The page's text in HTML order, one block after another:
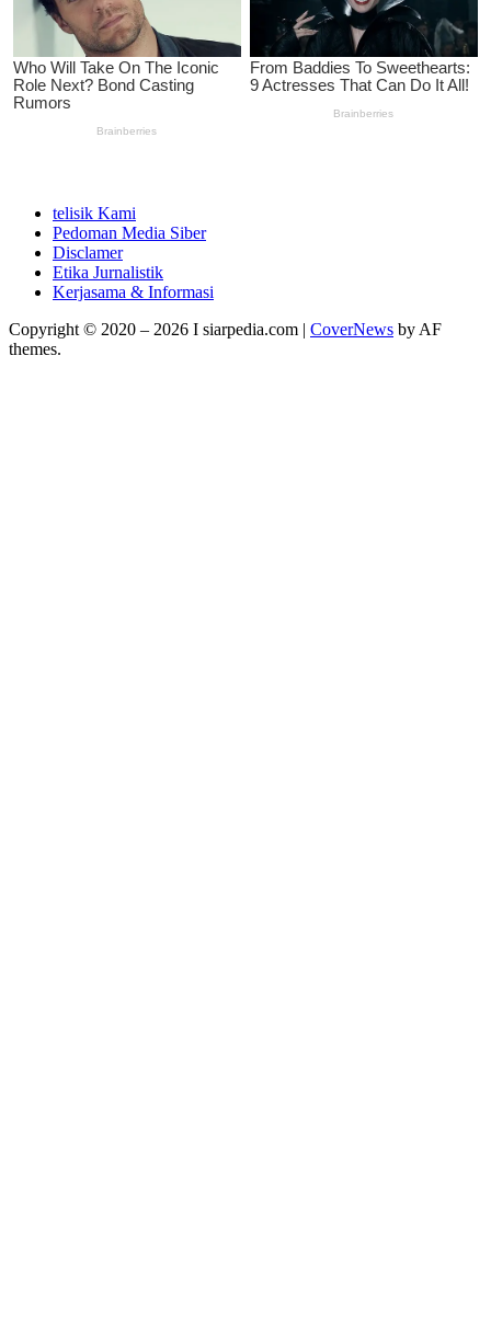
telisik Kami
Pedoman Media Siber
Disclamer
Etika Jurnalistik
Kerjasama & Informasi
Copyright © 2020 – 2026 I siarpedia.com | CoverNews by AF
themes.